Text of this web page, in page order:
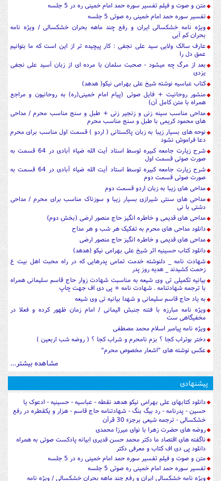
متن و صوت و فیلم تفسیر سوره حمد امام خمینی ره در 5 جلسه
تفسیر سوره حمد امام خمینی ره صوتی 5 جلسه
ویژه نامه خشکسالی ایران و رفع چند ماهه بحران خشکسالی / ویژه نامه
بحران کم آبی
عارف سالک ولایی سید علی نجفی : کار پیچیده تر از این است که ما بتوانیم
عمق دل را
بعد از مرگ چه میشود - صحبت سلمان با مرده ای از زبان آسید علی نجفی
یزدی
کتاب عباسیه نوشته شیخ علی بهرامی نیکو( هدهد)
منشور روحانیت + فایل صوتی (پیام امام خمینی(ره) به روحانیون و مراجع
همراه با متن کامل آن)
مداحی مناسب سینه زنی و زنجیر زنی + طبل و سنج مناسب محرم / مداحی
های محمود کریمی با طبل و سنج مناسب محرم
نوحه های بسیار زیبا به زبان پاکستانی ( اردو ) قسمت اول مناسب برای محرم
دعا فراموش نشود
شرح زیارت جامعه کبیره توسط استاد آیت الله ضیاء آبادی در 64 قسمت به
صورت صوتی قسمت اول
شرح زیارت جامعه کبیره توسط استاد آیت الله ضیاء آبادی در 64 قسمت به
صورت صوتی قسمت دوم
مداحی های زیبا به زبان اردو قسمت دوم
مداحی های سنتی شیرازی بسیار زیبا و سوزناک مناسب برای محرم / مداحی
دشتی با نی
مداحی های قدیمی و خاطره انگیز حاج منصور ارضی (بخش دوم)
دانلود مداحی های محرم به تفکیک هر شب و هر مداح
مداحی های قدیمی و خاطره انگیز حاج منصور ارضی
دانلود کتاب حسینیه اثر شیخ علی بهرامی نیکو (هدهد)
شهادت نامه _ دلنوشته خدمت تمامی پدرهایی که در راه محبت اهل بیت ع
زحمت کشیدند _ هدیه روز پدر
بیانیه تکمیلی تی وی شیعه به مناسبت شهادت زوار حاج قاسم سلیمانی همراه
با ترجمه شهادتنامه . شهادت نامه + پی دی اف جهت چاپ
به یاد حاج قاسم سلیمانی و شهدا بیانیه تی وی شیعه
ویژه نامه مبارزه با فتنه جنبش الیمانی / امام زمان ظهور کرده و فعلا در
مخفیگاهی ست
ویژه نامه پیامبر اسلام محمد مصطفی
دختر بوتراب کجا ؟ بزم نامحرم و شراب کجا ؟ ( روضه شب اربعین )
عکس نوشته های "اشعار مخصوص محرم"
مشاهده بیشتر...
پیشنهادی
دانلود کتابهای علی بهرامی نیکو هدهد نقطه - عباسیه - حسینیه - ادعوک یا
حسین - پدرنامه - رد بیگ بنگ - شهادتنامه حاج قاسم - هزار و یکقطره در رفع
خشکسالی - ترجمه شیعی برجزء 30 قرآن
روضه های حضرت زهرا با نوای میرزا محمدی
ناگفته های اقتصاد ما دکتر محمد حسن قدیری ابیانه پادکست صوتی به همراه
دانلود پی دی اف کتاب و معرفی دکتر
متن و صوت و فیلم تفسیر سوره حمد امام خمینی ره در 5 جلسه
تفسیر سوره حمد امام خمینی ره صوتی 5 جلسه
ویژه نامه خشکسالی ایران و رفع چند ماهه بحران خشکسالی / ویژه نامه